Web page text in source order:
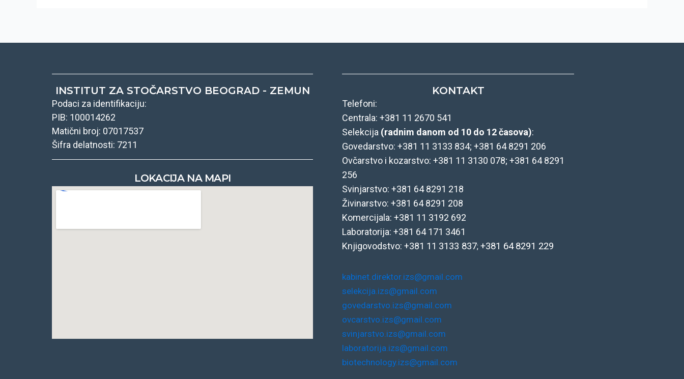
INSTITUT ZA STOČARSTVO BEOGRAD - ZEMUN
Podaci za identifikaciju:
PIB: 100014262
Matični broj: 07017537
Šifra delatnosti: 7211
LOKACIJA NA MAPI
KONTAKT
Telefoni:
Centrala: +381 11 2670 541
Selekcija (radnim danom od 10 do 12 časova):
Govedarstvo: +381 11 3133 834; +381 64 8291 206
Ovčarstvo i kozarstvo: +381 11 3130 078; +381 64 8291
256
Svinjarstvo: +381 64 8291 218
Živinarstvo: +381 64 8291 208
Komercijala: +381 11 3192 692
Laboratorija: +381 64 171 3461
Knjigovodstvo: +381 11 3133 837; +381 64 8291 229
kabinet.direktor.izs@gmail.com
selekcija.izs@gmail.com
govedarstvo.izs@gmail.com
ovcarstvo.izs@gmail.com
svinjarstvo.izs@gmail.com
laboratorija.izs@gmail.com
biotechnology.izs@gmail.com